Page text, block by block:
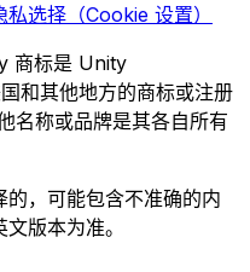
私选择（Cookie 设置）
商标是 Unity
和其他地方的商标或注册
名称或品牌是其各自所有
，可能包含不准确的内
版本为准。